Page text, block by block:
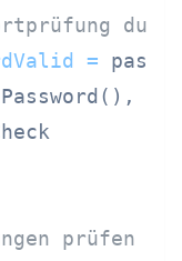
=
prüfen